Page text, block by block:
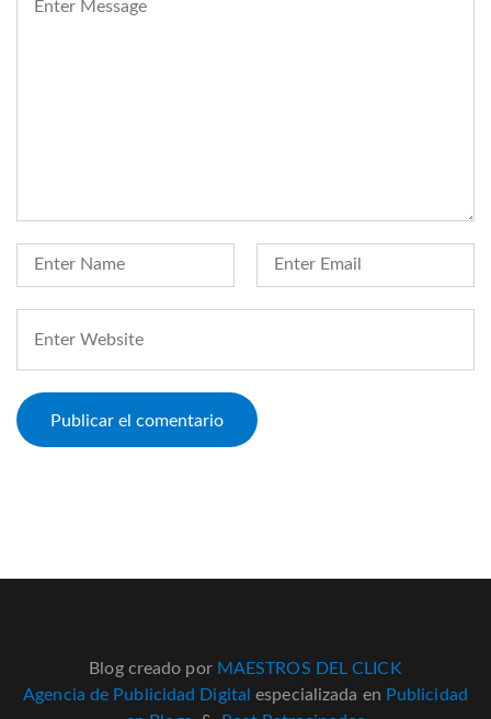
Blog creado por MAESTROS DEL CLICK
Agencia de Publicidad Digital especializada en Publicidad